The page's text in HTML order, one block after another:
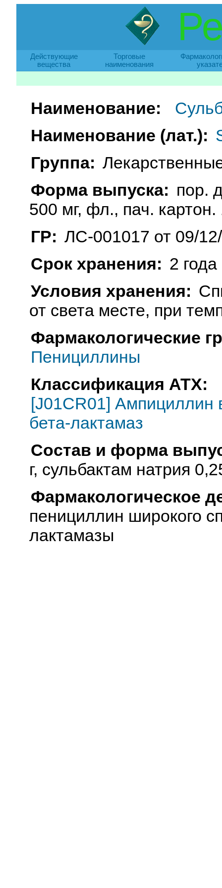
Действующие
вещества
Торговые
наименования
Наименование:
Наименование (лат.):
Группа:
Форма выпуска: пор.
500 мг, фл., пач. картон.
ГР: ЛС-001017 от 09/
Срок хранения: 2 года
Условия хранения:
от света месте, при
Фармакологические
Пенициллины
Классификация АТХ:
[J01CR01] Ампициллин
бета-лактамаз
Состав и форма
г, сульбактам натрия
Фармакологическое
пенициллин широкого
лактамазы